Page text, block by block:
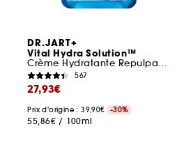
DR.JART+
Vital Hydra Solution™
Crème Hydratante Repulpante Hydro-Plump
567
27,93€
Prix d'origine : 39,90€ -30%
55,86€ / 100ml